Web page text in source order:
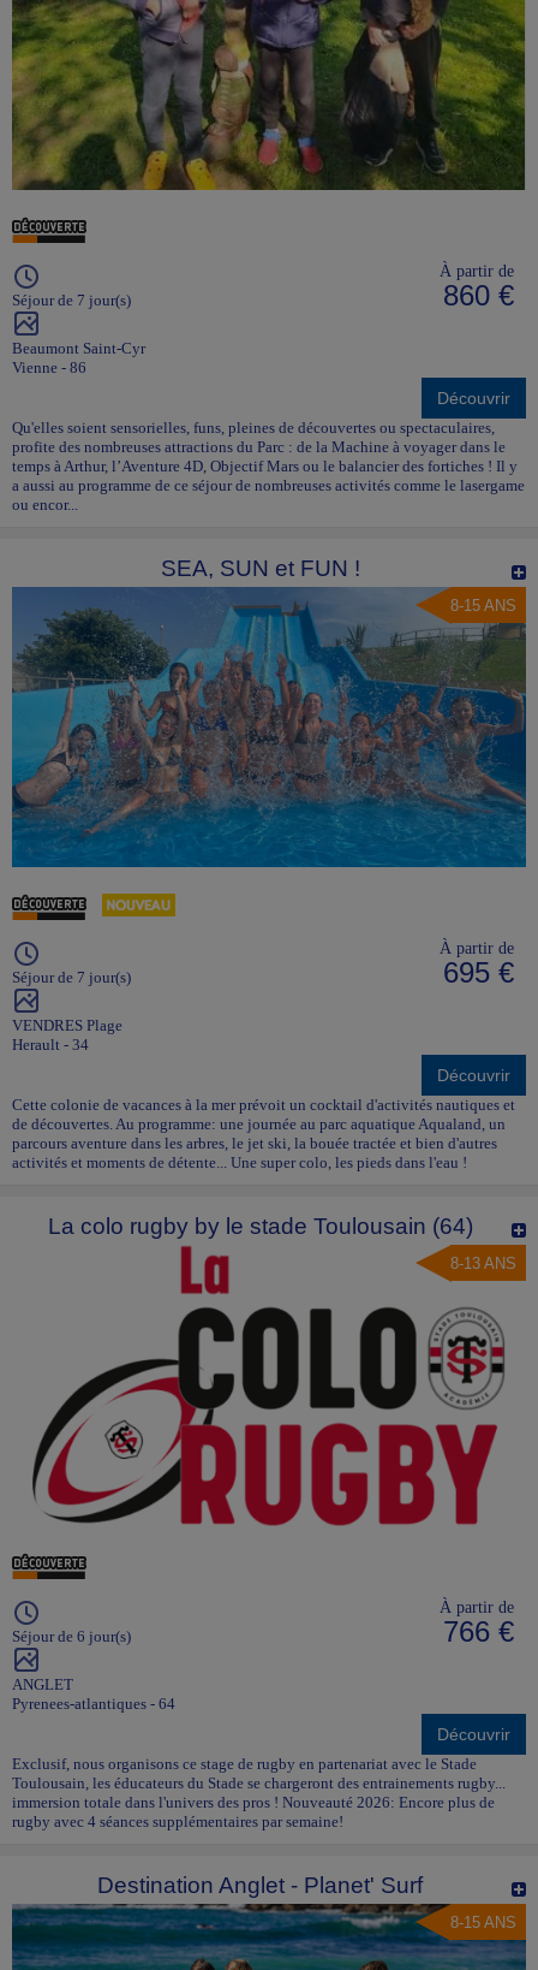
Séjour de 7 jour(s)
Beaumont Saint-Cyr
Vienne - 86
À partir de
860 €
Découvrir
Qu'elles soient sensorielles, funs, pleines de découvertes ou spectaculaires,
profite des nombreuses attractions du Parc : de la Machine à voyager dans le
temps à Arthur, l’Aventure 4D, Objectif Mars ou le balancier des fortiches ! Il y
a aussi au programme de ce séjour de nombreuses activités comme le lasergame
ou encor...
SEA, SUN et FUN !
8-15 ANS
Séjour de 7 jour(s)
VENDRES Plage
Herault - 34
À partir de
695 €
Découvrir
Cette colonie de vacances à la mer prévoit un cocktail d'activités nautiques et
de découvertes. Au programme: une journée au parc aquatique Aqualand, un
parcours aventure dans les arbres, le jet ski, la bouée tractée et bien d'autres
activités et moments de détente... Une super colo, les pieds dans l'eau !
La colo rugby by le stade Toulousain (64)
8-13 ANS
Séjour de 6 jour(s)
ANGLET
Pyrenees-atlantiques - 64
À partir de
766 €
Découvrir
Exclusif, nous organisons ce stage de rugby en partenariat avec le Stade
Toulousain, les éducateurs du Stade se chargeront des entrainements rugby...
immersion totale dans l'univers des pros ! Nouveauté 2026: Encore plus de
rugby avec 4 séances supplémentaires par semaine!
Destination Anglet - Planet' Surf
8-15 ANS